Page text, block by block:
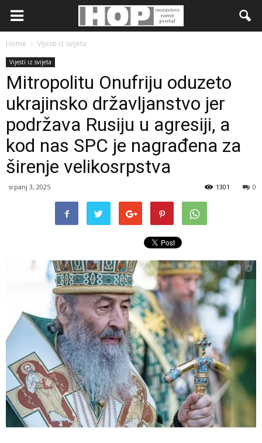
Home Vijesti iz svijeta
Vijesti iz svijeta
Mitropolitu Onufriju oduzeto
ukrajinsko državljanstvo jer
podržava Rusiju u agresiji, a
kod nas SPC je nagrađena za
širenje velikosrpstva
srpanj 3, 2025 0
1301